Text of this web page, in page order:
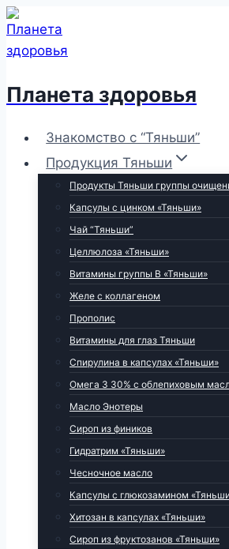
Перейти
к
содержимому
Планета здоровья
Знакомство с “Тяньши”
Продукция Тяньши
Продукты Тяньши группы
Капсулы с цинком «Тяньши»
Чай “Тяньши”
Целлюлоза «Тяньши»
Витамины группы В «Тяньши»
Желе с коллагеном
Прополис
Витамины для глаз Тяньши
Спирулина в капсулах «Тяньши»
Омега 3 30% с облепиховым
Масло Энотеры
Сироп из фиников
Гидратрим «Тяньши»
Чесночное масло
Капсулы с глюкозамином
Хитозан в капсулах «Тяньши»
Сироп из фруктозанов «Тяньши»